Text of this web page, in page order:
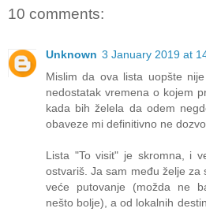
10 comments:
Unknown 3 January 2019 at
Mislim da ova lista uopšte
nedostatak vremena o kojem
kada bih želela da odem
obaveze mi definitivno ne
Lista "To visit" je skromna, i
ostvariš. Ja sam među želje za
veće putovanje (možda ne
nešto bolje), a od lokalnih